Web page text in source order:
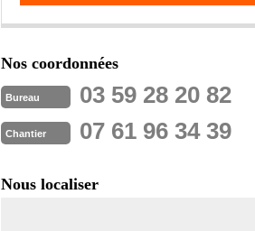
Nos coordonnées
Bureau 03 59 28 20 82
Chantier 07 61 96 34 39
Nous localiser